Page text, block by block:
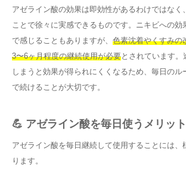
アゼライン酸の効果は即効性があるわけではなく
ことで徐々に実感できるものです。ニキビへの効
で感じることもありますが、 色素沈着やくすみの
3〜6ヶ月程度の継続使用が必要とされています
しまうと効果が得られにくくなるため、毎日のル
で続けることが大切です。
💪 アゼライン酸を毎日使うメリット
アゼライン酸を毎日継続して使用することには、
ります。